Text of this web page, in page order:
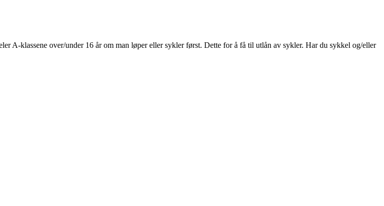
A-klassene over/under 16 år om man løper eller sykler først. Dette for å få til utlån av sykler. Har du sykkel og/eller